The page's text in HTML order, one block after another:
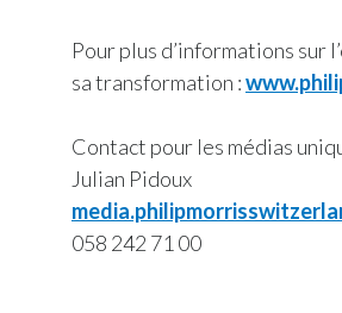
Pour plus d’informations sur
sa transformation :
Contact pour les médias
Julian Pidoux
058 242 71 00